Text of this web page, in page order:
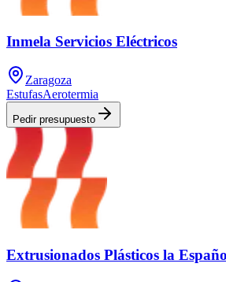
Inmela Servicios Eléctricos
Zaragoza
EstufasAerotermia
Pedir presupuesto
Extrusionados Plásticos la